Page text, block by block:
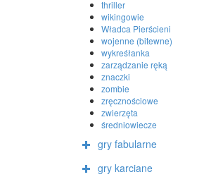
thriller
wikingowie
Władca Pierścieni
wojenne (bitewne)
wykreśłanka
zarządzanie ręką
znaczki
zombie
zręcznościowe
zwierzęta
średniowiecze
gry fabularne
gry karciane